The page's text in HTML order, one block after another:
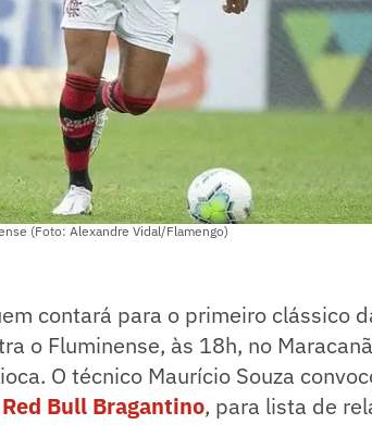
(Foto: Alexandre Vidal/Flamengo)
contará para o primeiro clássico
o Fluminense, às 18h, no
O técnico Maurício Souza
Bull Bragantino, para lista de